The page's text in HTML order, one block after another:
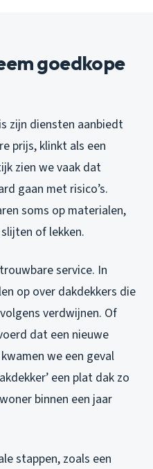
goedkope
zijn diensten aanbiedt
prijs, klinkt als een
zien we vaak dat
gaan met risico’s.
soms op materialen,
of lekken.
service. In
op over dakdekkers die
verdwijnen. Of
dat een nieuwe
we een geval
een plat dak zo
binnen een jaar
stappen, zoals een